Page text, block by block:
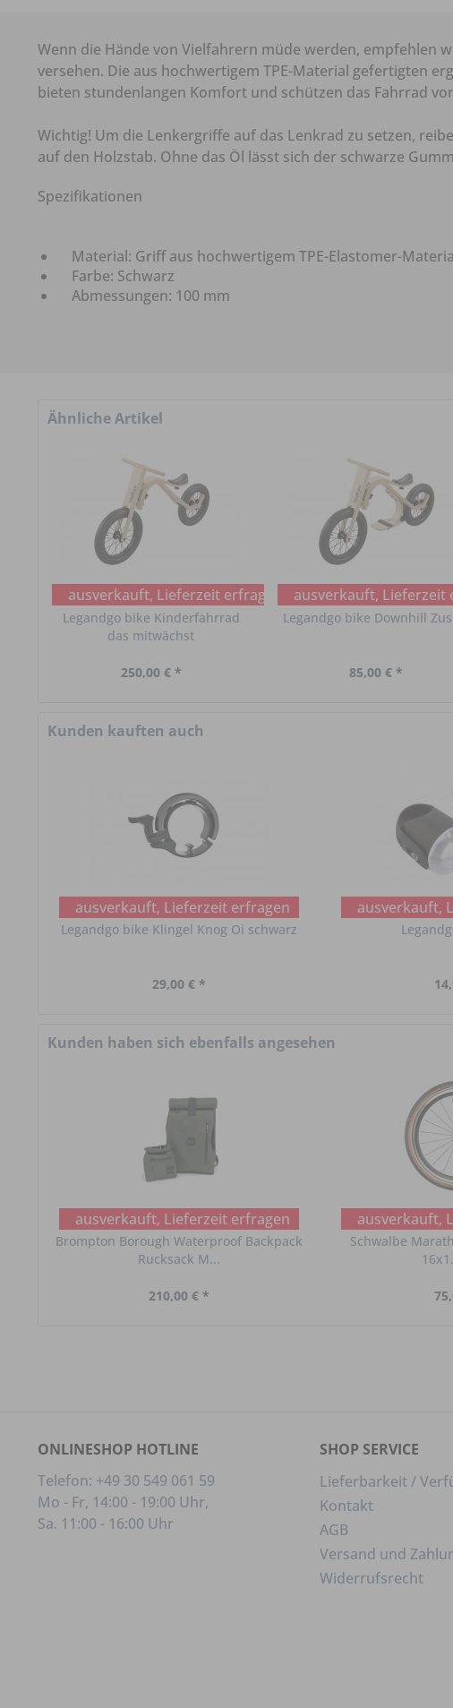
Wenn die Hände von Vielfahrern müde werden, empfehlen
versehen. Die aus hochwertigem TPE-Material gefertigten
bieten stundenlangen Komfort und schützen das Fahrrad
Wichtig! Um die Lenkergriffe auf das Lenkrad zu setzen,
auf den Holzstab. Ohne das Öl lässt sich der schwarze
Spezifikationen
Material: Griff aus hochwertigem TPE-Elastomer-
Farbe: Schwarz
Abmessungen: 100 mm
Ähnliche Artikel
ausverkauft, Lieferzeit erfragen
Legandgo bike Kinderfahrrad
das mitwächst
250,00 € *
ausverkauft, Lieferzeit
Legandgo bike Downhill
85,00 € *
Kunden kauften auch
ausverkauft, Lieferzeit erfragen
Legandgo bike Klingel Knog Oi schwarz
29,00 € *
ausverkauft,
Kunden haben sich ebenfalls angesehen
ausverkauft, Lieferzeit erfragen
Brompton Borough Waterproof Backpack
Rucksack M...
210,00 € *
ausverkauft,
Schwalbe
ONLINESHOP HOTLINE
Telefon: +49 30 549 061 59
Mo - Fr, 14:00 - 19:00 Uhr,
Sa. 11:00 - 16:00 Uhr
SHOP SERVICE
Lieferbarkeit /
Kontakt
AGB
Versand und
Widerrufsrecht